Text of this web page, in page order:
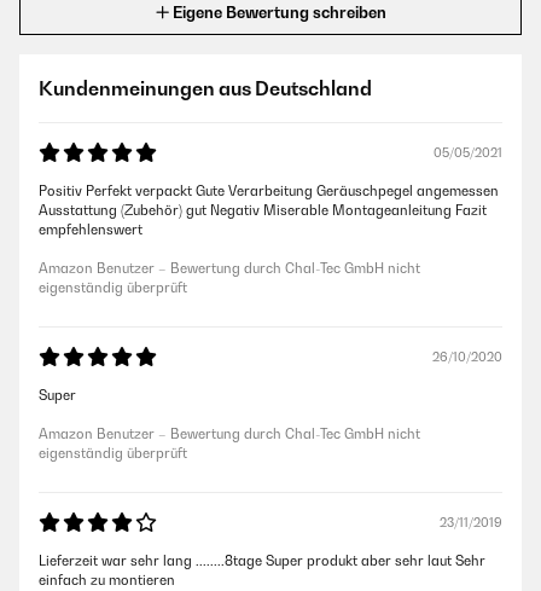
Eigene Bewertung schreiben
Kundenmeinungen aus Deutschland
05/05/2021
Positiv Perfekt verpackt Gute Verarbeitung Geräuschpegel angemessen
Ausstattung (Zubehör) gut Negativ Miserable Montageanleitung Fazit
empfehlenswert
Amazon Benutzer – Bewertung durch Chal-Tec GmbH nicht
eigenständig überprüft
26/10/2020
Super
Amazon Benutzer – Bewertung durch Chal-Tec GmbH nicht
eigenständig überprüft
23/11/2019
Lieferzeit war sehr lang ........8tage Super produkt aber sehr laut Sehr
einfach zu montieren